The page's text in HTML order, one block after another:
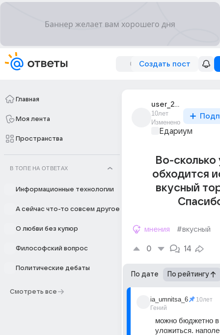
Создать пост
Главная
Моя лента
Пространства
В ТОПЕ НА ОТВЕТАХ
Информационные технологии
А сейчас что-то совсем другое
О любви без купюр
Философский вопрос
Политические дебаты
Смотреть все
user_218568621
10лет
Изменено
Едариум
Во-сколько
обходится
вкусный
мнения #вкусный
0 14
По дате По рейтингу
ia_umnitsa_6
Гений
10лет
можно бюджетно в
уложиться.